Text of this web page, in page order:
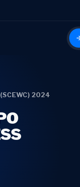
2024